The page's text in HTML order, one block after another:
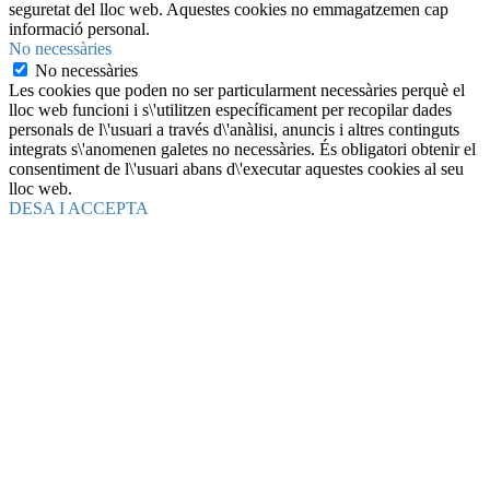
seguretat del lloc web. Aquestes cookies no emmagatzemen cap
informació personal.
No necessàries
No necessàries
Les cookies que poden no ser particularment necessàries perquè el
lloc web funcioni i s\'utilitzen específicament per recopilar dades
personals de l\'usuari a través d\'anàlisi, anuncis i altres continguts
integrats s\'anomenen galetes no necessàries. És obligatori obtenir el
consentiment de l\'usuari abans d\'executar aquestes cookies al seu
lloc web.
DESA I ACCEPTA